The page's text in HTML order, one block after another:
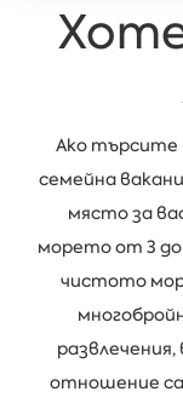
Ако
семейна
място за
морето от 3 до
чистото
отношение